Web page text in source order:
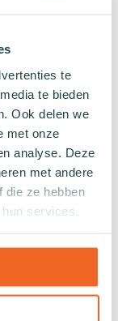
te
te bieden
Ook delen we
met onze
analyse. Deze
met andere
die ze hebben
services.
vindt om
sokken